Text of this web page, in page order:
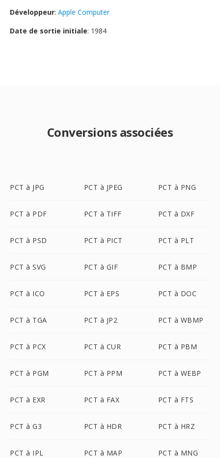
Développeur: Apple Computer
Date de sortie initiale: 1984
Conversions associées
PCT à JPG PCT à JPEG PCT à PNG
PCT à PDF PCT à TIFF PCT à DXF
PCT à PSD PCT à PICT PCT à PLT
PCT à SVG PCT à GIF PCT à BMP
PCT à ICO PCT à EPS PCT à DOC
PCT à TGA PCT à JP2 PCT à WBMP
PCT à PCX PCT à CUR PCT à PBM
PCT à PGM PCT à PPM PCT à WEBP
PCT à EXR PCT à FAX PCT à FTS
PCT à G3 PCT à HDR PCT à HRZ
PCT à IPL PCT à MAP PCT à MNG